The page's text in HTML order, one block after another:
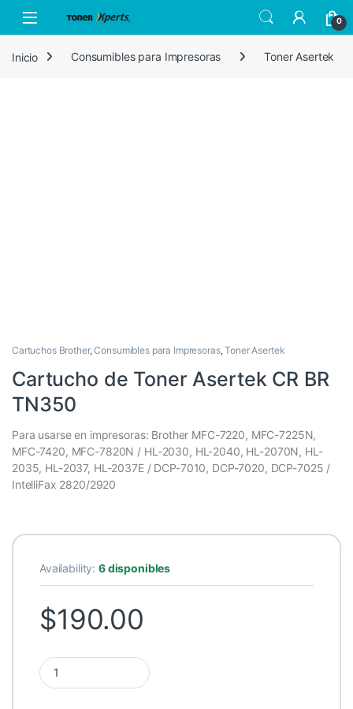
Open 0
Inicio Consumibles para Impresoras Toner Asertek
Cartuchos Brother,Consumibles para Impresoras,Toner Asertek
Cartucho de Toner Asertek CR BR
TN350
Para usarse en impresoras: Brother MFC-7220, MFC-7225N,
MFC-7420, MFC-7820N / HL-2030, HL-2040, HL-2070N, HL-
2035, HL-2037, HL-2037E / DCP-7010, DCP-7020, DCP-7025 /
IntelliFax 2820/2920
Availability:6 disponibles
$190.00
Cartucho de Toner Asertek CR BR TN350 quantity